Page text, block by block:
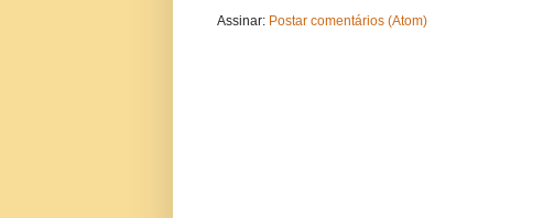
Assinar: Postar comentários (Atom)